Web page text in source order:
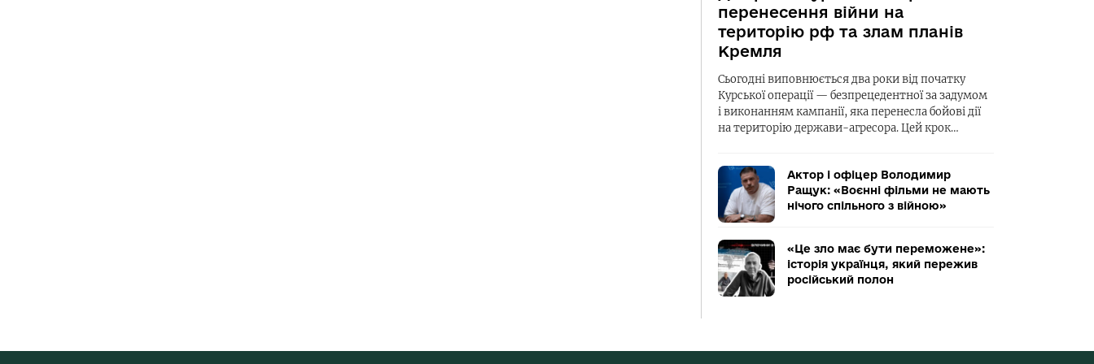
перенесення війни на
територію рф та злам планів
Кремля
Сьогодні виповнюється два роки від початку
Курської операції — безпрецедентної за задумом
і виконанням кампанії, яка перенесла бойові дії
на територію держави-агресора. Цей крок…
Актор і офіцер Володимир
Ращук: «Воєнні фільми не мають
нічого спільного з війною»
«Це зло має бути переможене»:
історія українця, який пережив
російський полон